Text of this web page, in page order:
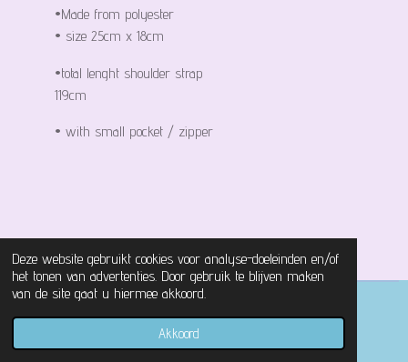
Deze website gebruikt cookies voor analyse-doeleinden en/of
het tonen van advertenties. Door gebruik te blijven maken
van de site gaat u hiermee akkoord.
Akkoord
•Made from polyester
• size 25cm x 18cm
•total lenght shoulder strap
119cm
• with small pocket / zipper